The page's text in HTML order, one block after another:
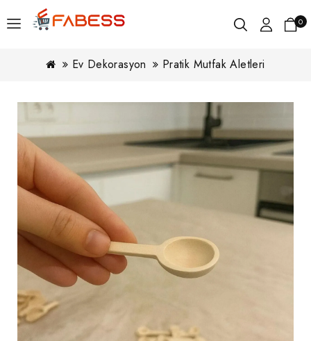
0
Ev Dekorasyon Pratik Mutfak Aletleri